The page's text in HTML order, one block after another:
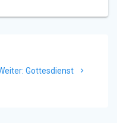
Nächster
Gottesdienst